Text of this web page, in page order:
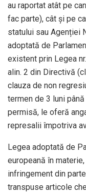
au raportat atât pe
fac parte), cât și pe
statului sau Agenției
adoptată de
existent prin Legea
alin. 2 din Directivă
clauza de non
termen de 3 luni
permisă, le oferă
represalii împotriva
Legea adoptată de
europeană în
infringement din
transpuse articole